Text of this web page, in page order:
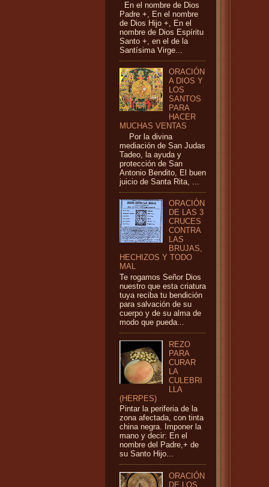
En el nombre de Dios
Padre +, En el nombre
de Dios Hijo +, En el
nombre de Dios Espíritu
Santo +, en el de la
Santísima Virge...
ORACIÓN
A DIOS Y
LOS
SANTOS
PARA
HACER
MUCHAS VENTAS
Por la divina
mediación de San Judas
Tadeo, la ayuda y
protección de San
Antonio Bendito, El buen
juicio de Santa Rita, ...
ORACIÓN
DE LAS 3
CRUCES
CONTRA
LAS
BRUJAS,
HECHIZOS Y TODO
MAL
Te rogamos Señor Dios
nuestro que esta criatura
tuya reciba tu bendición
para salvación de su
cuerpo y de su alma de
modo que pueda...
REZO
PARA
CURAR
LA
CULEBRI
LLA
(HERPES)
Pintar la periferia de la
zona afectada, con tinta
china negra. Imponer la
mano y decir: En el
nombre del Padre,+ de
su Santo Hijo...
ORACIÓN
DE LOS